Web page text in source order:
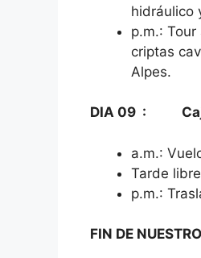
hidráulico
p.m.:
criptas
Alpes.
DIA 09 :
a.m.:
Tarde
p.m.:
FIN DE